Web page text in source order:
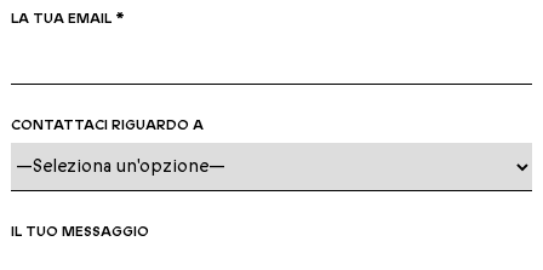
LA TUA EMAIL *
CONTATTACI RIGUARDO A
IL TUO MESSAGGIO